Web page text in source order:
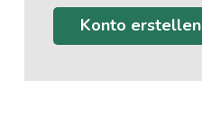
Konto erstellen